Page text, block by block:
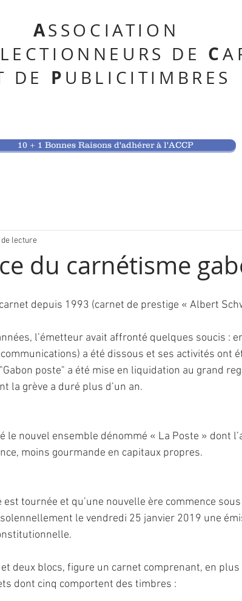
ASSOCIATION
DE C
DE P UBLICITIMBRES
du carnétisme
lecture
depuis 1993 (carnet de prestige « Albert
l’émetteur avait affronté quelques soucis :
a été dissous et ses activités ont
poste" a été mise en liquidation au grand
la grève a duré plus d’un an.
le nouvel ensemble dénommé « La Poste » dont
moins gourmande en capitaux propres.
est tournée et qu’une nouvelle ère commence
le vendredi 25 janvier 2019 une
deux blocs, figure un carnet comprenant, en plus
dont cinq comportent des timbres :
10 + 1 Bonnes Raisons d'adhérer à l'ACCP